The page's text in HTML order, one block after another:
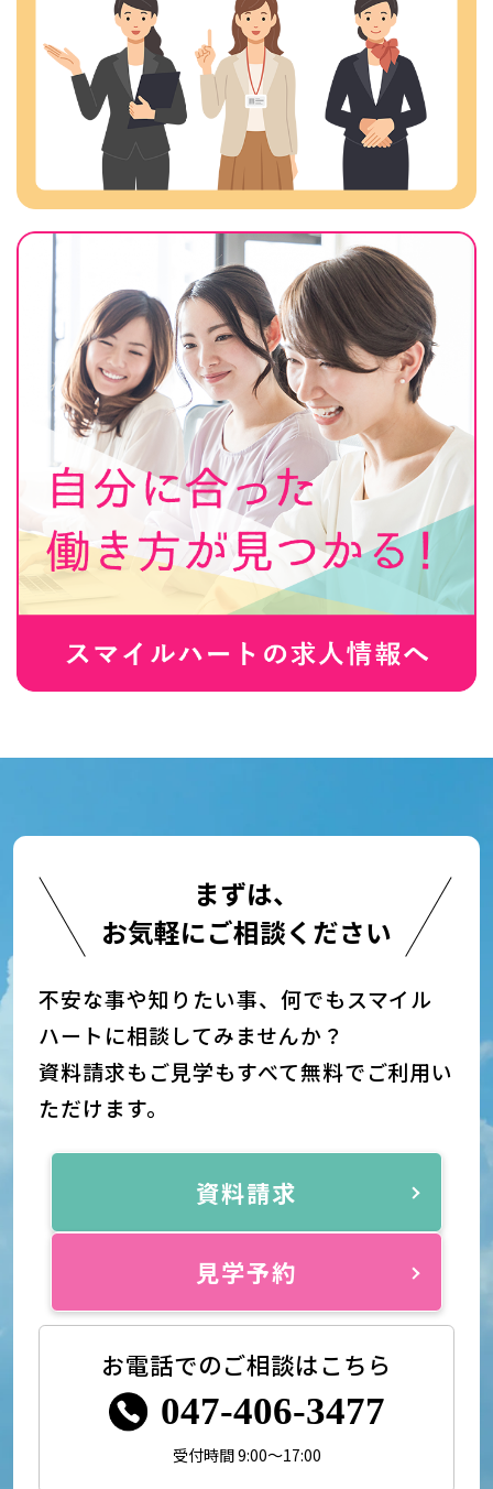
まずは、
お気軽にご相談ください
不安な事や知りたい事、何でもスマイル
ハートに相談してみませんか？
資料請求もご見学もすべて無料でご利用い
ただけます。
資料請求
見学予約
お電話でのご相談はこちら
047-406-3477
受付時間 9:00～17:00